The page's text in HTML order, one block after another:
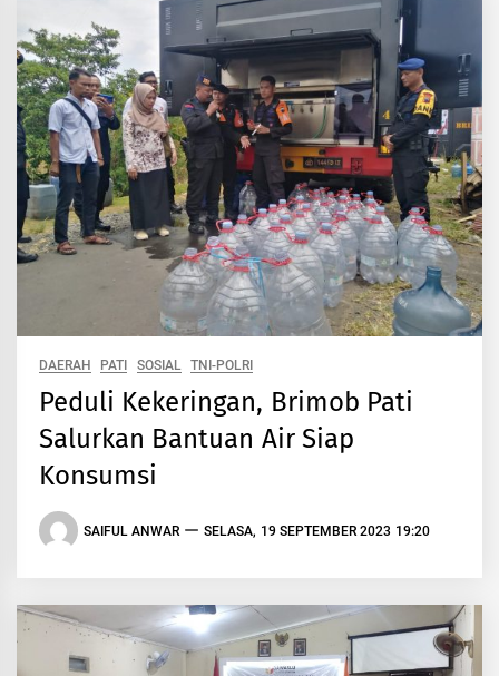
DAERAH PATI SOSIAL TNI-POLRI
Peduli Kekeringan, Brimob Pati
Salurkan Bantuan Air Siap
Konsumsi
SAIFUL ANWAR SELASA, 19 SEPTEMBER 2023 19:20